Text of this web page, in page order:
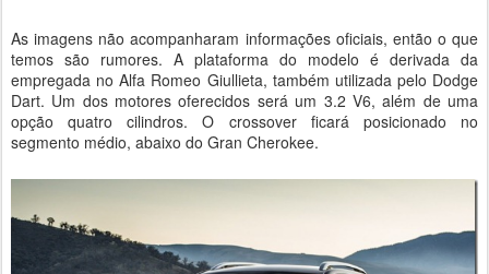
As imagens não acompanharam informações oficiais, então o que
temos são rumores. A plataforma do modelo é derivada da
empregada no Alfa Romeo Giullieta, também utilizada pelo Dodge
Dart. Um dos motores oferecidos será um 3.2 V6, além de uma
opção quatro cilindros. O crossover ficará posicionado no
segmento médio, abaixo do Gran Cherokee.